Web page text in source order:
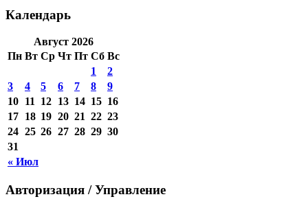
Календарь
Август 2026
Пн Вт Ср Чт Пт Сб Вс
« Июл
1
2
3
4 5 6 7 8
9
10 11 12 13 14 15 16
17 18 19 20 21 22 23
24 25 26 27 28 29 30
31
Авторизация / Управление